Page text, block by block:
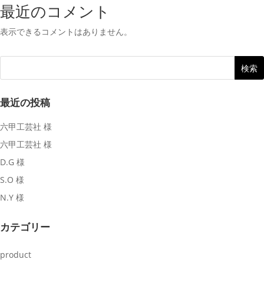
最近のコメント
表示できるコメントはありません。
最近の投稿
六甲工芸社 様
六甲工芸社 様
D.G 様
S.O 様
N.Y 様
カテゴリー
product